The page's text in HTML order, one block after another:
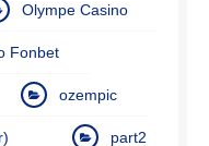
Olympe Casino
Fonbet
ozempic
part2